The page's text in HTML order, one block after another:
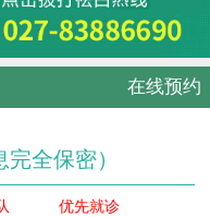
在线预约
完全保密）
优先就诊